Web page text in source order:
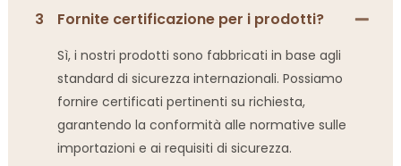
3 Fornite certificazione per i prodotti?
Sì, i nostri prodotti sono fabbricati in base agli
standard di sicurezza internazionali. Possiamo
fornire certificati pertinenti su richiesta,
garantendo la conformità alle normative sulle
importazioni e ai requisiti di sicurezza.